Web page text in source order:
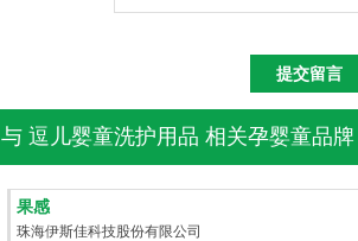
与 逗儿婴童洗护用品 相关孕婴童品牌
果感
珠海伊斯佳科技股份有限公司